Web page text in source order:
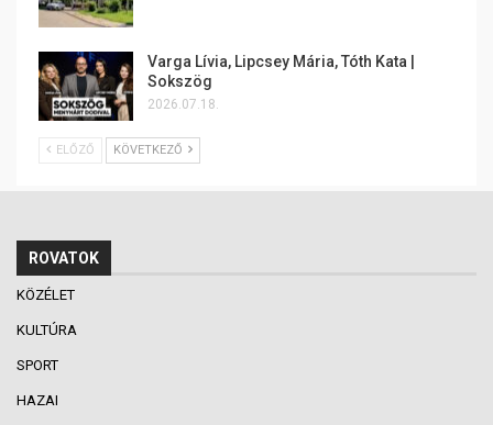
Varga Lívia, Lipcsey Mária, Tóth Kata |
Sokszög
2026.07.18.
ELŐZŐ KÖVETKEZŐ
ROVATOK
KÖZÉLET
KULTÚRA
SPORT
HAZAI